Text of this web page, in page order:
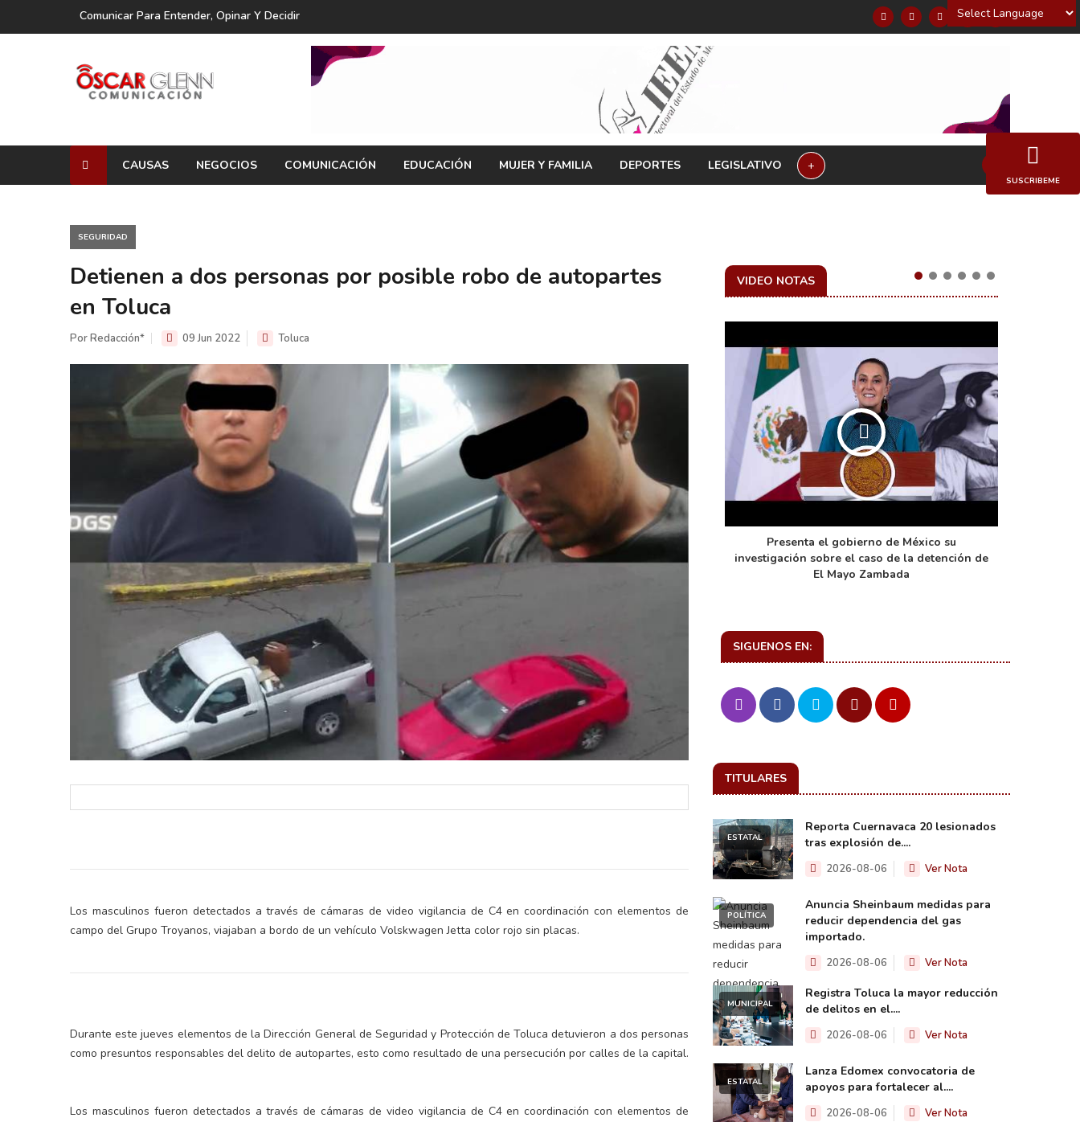
Powered by
Comunicar Para Entender, Opinar Y Decidir
CAUSAS NEGOCIOS COMUNICACIÓN EDUCACIÓN MUJER Y FAMILIA DEPORTES LEGISLATIVO +
SEGURIDAD
Detienen a dos personas por posible robo de autopartes
en Toluca
Por Redacción* 09 Jun 2022 Toluca
Los masculinos fueron detectados a través de cámaras de video vigilancia de C4 en coordinación con elementos de
campo del Grupo Troyanos, viajaban a bordo de un vehículo Volskwagen Jetta color rojo sin placas.
Durante este jueves elementos de la Dirección General de Seguridad y Protección de Toluca detuvieron a dos personas
como presuntos responsables del delito de autopartes, esto como resultado de una persecución por calles de la capital.
Los masculinos fueron detectados a través de cámaras de video vigilancia de C4 en coordinación con elementos de
VIDEO NOTAS
Y salió la propuesta de Reforma Electoral de
la Presidenta Sheinbaum
Informa el gobierno federal cómo fue el
operativo de captura de "El Mencho" y sus
Presenta el gobierno de México su
investigación sobre el caso de la detención de
El Mayo Zambada
SIGUENOS EN:
TITULARES
ESTATAL
Reporta Cuernavaca 20 lesionados
tras explosión de....
2026-08-06 Ver Nota
POLÍTICA
Anuncia Sheinbaum medidas para
reducir dependencia del gas
importado.
2026-08-06 Ver Nota
MUNICIPAL
Registra Toluca la mayor reducción
de delitos en el....
2026-08-06 Ver Nota
ESTATAL
Lanza Edomex convocatoria de
apoyos para fortalecer al....
2026-08-06 Ver Nota
SUSCRIBEME